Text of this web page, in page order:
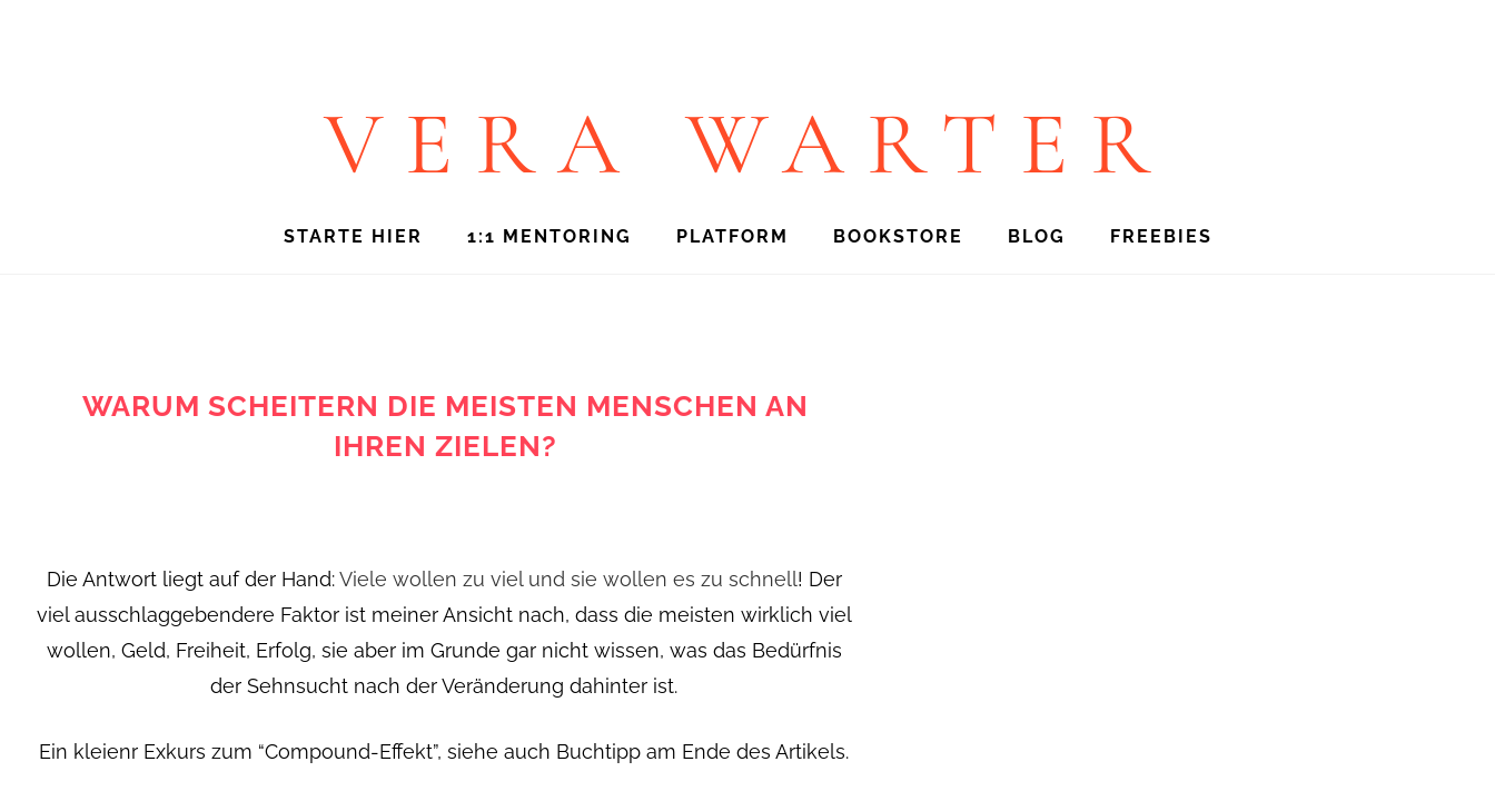
VERA WARTER
STARTE HIER 1:1 MENTORING PLATFORM BOOKSTORE BLOG FREEBIES
WARUM SCHEITERN DIE MEISTEN MENSCHEN AN
IHREN ZIELEN?
Die Antwort liegt auf der Hand:Viele wollen zu viel und sie wollen es zu schnell! Der
viel ausschlaggebendere Faktor ist meiner Ansicht nach, dass die meisten wirklich viel
wollen, Geld, Freiheit, Erfolg, sie aber im Grunde gar nicht wissen, was das Bedürfnis
der Sehnsucht nach der Veränderung dahinter ist.
Ein kleienr Exkurs zum “Compound-Effekt”, siehe auch Buchtipp am Ende des Artikels.